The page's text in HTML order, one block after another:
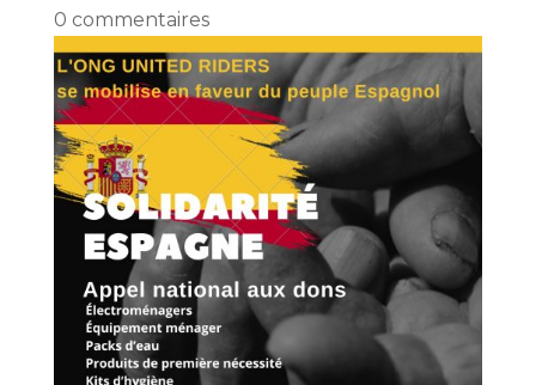
0 commentaires